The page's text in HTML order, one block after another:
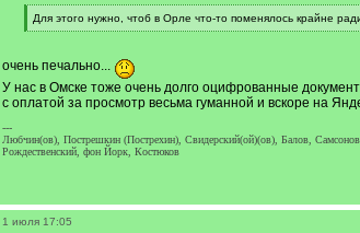
[
q
Для этого нужно, чтоб в Орле что-то поменялось крайне
[
]
очень печально...
У нас в Омске тоже очень долго оцифрованные
с оплатой за просмотр весьма гуманной и вскоре на
---
Любчин(ов), Пострешкин (Пострехин), Свидерский(ой)(ов), Балов,
Рождественский, фон Йорк, Костюков
1 июля 17:05